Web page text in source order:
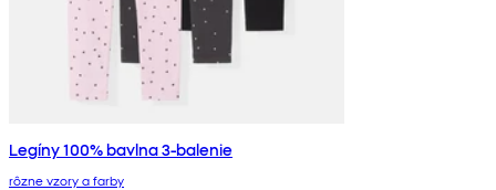
Legíny 100% bavlna 3-balenie
rôzne vzory a farby